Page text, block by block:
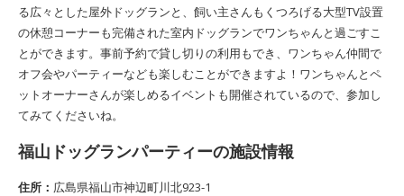
る広々とした屋外ドッグランと、飼い主さんもくつろげる大型TV設置
の休憩コーナーも完備された室内ドッグランでワンちゃんと過ごすこ
とができます。事前予約で貸し切りの利用もでき、ワンちゃん仲間で
オフ会やパーティーなども楽しむことができますよ！ワンちゃんとペ
ットオーナーさんが楽しめるイベントも開催されているので、参加し
てみてくださいね。
福山ドッグランパーティーの施設情報
住所： 広島県福山市神辺町川北923-1